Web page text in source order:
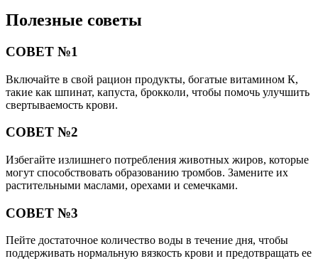
Полезные советы
СОВЕТ №1
Включайте в свой рацион продукты, богатые витамином К,
такие как шпинат, капуста, брокколи, чтобы помочь улучшить
свертываемость крови.
СОВЕТ №2
Избегайте излишнего потребления животных жиров, которые
могут способствовать образованию тромбов. Замените их
растительными маслами, орехами и семечками.
СОВЕТ №3
Пейте достаточное количество воды в течение дня, чтобы
поддерживать нормальную вязкость крови и предотвращать ее